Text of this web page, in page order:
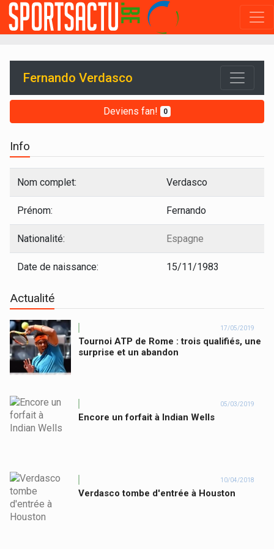
Fernando Verdasco
Deviens fan! 0
Info
Nom complet: Verdasco
Prénom: Fernando
Nationalité: Espagne
Date de naissance: 15/11/1983
Actualité
17/05/2019
Tournoi ATP de Rome : trois qualifiés, une
surprise et un abandon
05/03/2019
Encore un forfait à Indian Wells
10/04/2018
Verdasco tombe d'entrée à Houston